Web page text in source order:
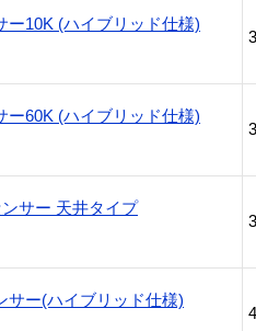
ー10K (ハイブリッド仕様)
ー60K (ハイブリッド仕様)
サー 天井タイプ
サー(ハイブリッド仕様)